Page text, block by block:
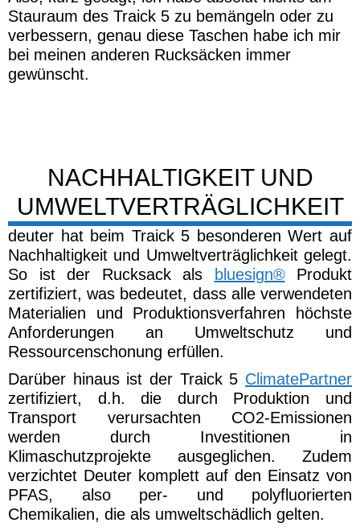
MEIN FAZIT ZUM DEUTER
TRAICK 5
deuter ist kein unerfahrener neuer Hersteller
von Rucksäcken sonder hat einiges an
Erfahrung in der Produktion verschiedenster
hochwertiger Rucksäcke und das merkt man
auch dem Traick 5 an.